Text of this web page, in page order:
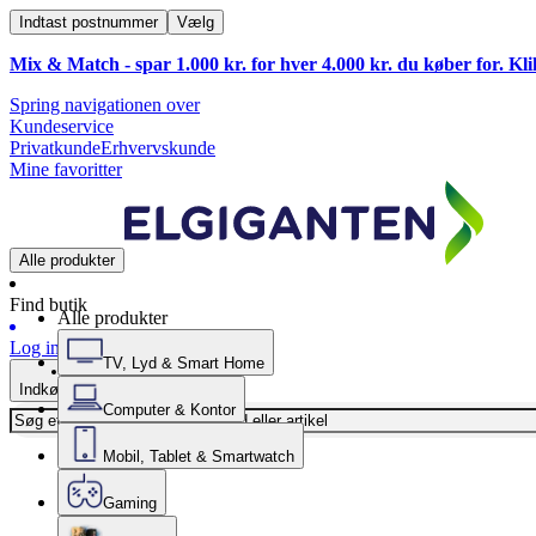
Indtast postnummer Vælg
Mix & Match - spar 1.000 kr. for hver 4.000 kr. du køber for.
Spring navigationen over
Kundeservice
PrivatkundeErhvervskunde
Mine favoritter
Alle produkter
Find butik
Log ind
Indkøbskurv
Alle produkter
TV, Lyd & Smart Home
Computer & Kontor
Mobil, Tablet & Smartwatch
Gaming